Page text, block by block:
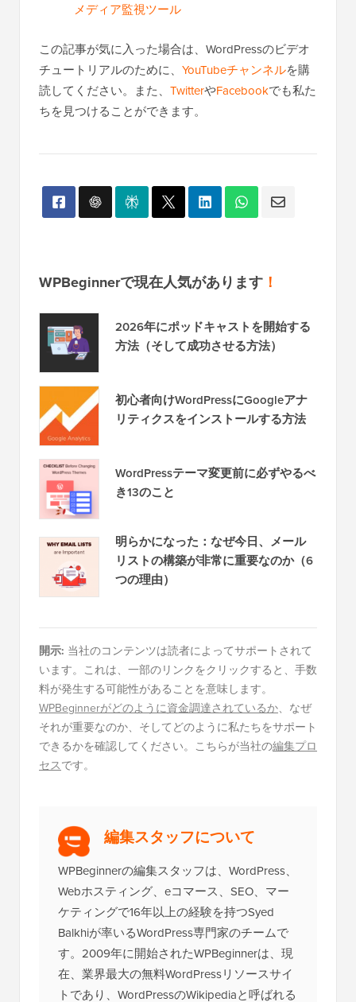
メディア監視ツール
この記事が気に入った場合は、WordPressのビデオ
チュートリアルのために、 YouTubeチャンネルを購
読してください。また、 TwitterやFacebookでも私た
ちを見つけることができます。
WPBeginnerで現在人気があります ！
2026年にポッドキャストを開始する
方法（そして成功させる方法）
初心者向けWordPressにGoogleアナ
リティクスをインストールする方法
WordPressテーマ変更前に必ずやるべ
き13のこと
明らかになった：なぜ今日、メール
リストの構築が非常に重要なのか（6
つの理由）
開示: 当社のコンテンツは読者によってサポートされて
います。これは、一部のリンクをクリックすると、手数
料が発生する可能性があることを意味します。
WPBeginnerがどのように資金調達されているか、なぜ
それが重要なのか、そしてどのように私たちをサポート
できるかを確認してください。こちらが当社の編集プロ
セスです。
編集スタッフについて
WPBeginnerの編集スタッフは、WordPress、
Webホスティング、eコマース、SEO、マー
ケティングで16年以上の経験を持つSyed
Balkhiが率いるWordPress専門家のチームで
す。2009年に開始されたWPBeginnerは、現
在、業界最大の無料WordPressリソースサイ
トであり、WordPressのWikipediaと呼ばれる